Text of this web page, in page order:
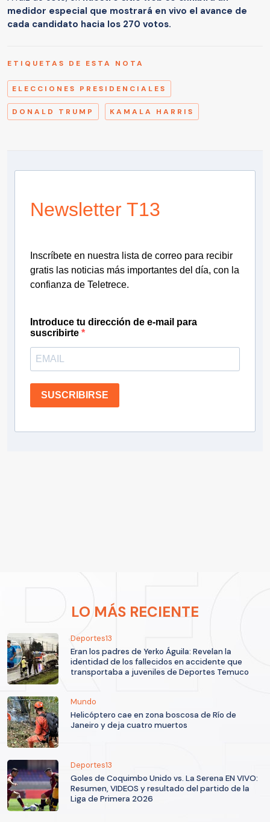
medidor especial que mostrará en vivo el avance de
cada candidato hacia los 270 votos.
ETIQUETAS DE ESTA NOTA
ELECCIONES PRESIDENCIALES
DONALD TRUMP KAMALA HARRIS
Newsletter T13
Inscríbete en nuestra lista de correo para recibir
gratis las noticias más importantes del día, con la
confianza de Teletrece.
Introduce tu dirección de e-mail para
suscribirte
SUSCRIBIRSE
LO MÁS RECIENTE
Deportes13
Eran los padres de Yerko Águila: Revelan la
identidad de los fallecidos en accidente que
transportaba a juveniles de Deportes Temuco
Mundo
Helicóptero cae en zona boscosa de Río de
Janeiro y deja cuatro muertos
Deportes13
Goles de Coquimbo Unido vs. La Serena EN VIVO:
Resumen, VIDEOS y resultado del partido de la
Liga de Primera 2026